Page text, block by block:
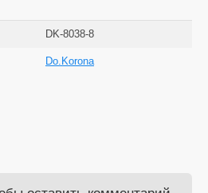
DK-8038-8
Do.Korona